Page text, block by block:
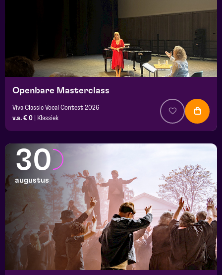
Openbare Masterclass
Viva Classic Vocal Contest 2026
v.a. € 0
Klassiek
30
augustus